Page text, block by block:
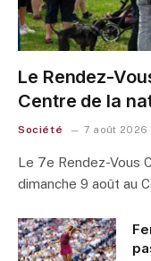
Le Rendez-
Centre de la
Société 7 août 2026
Le 7e Rendez-Vous
dimanche 9 août au